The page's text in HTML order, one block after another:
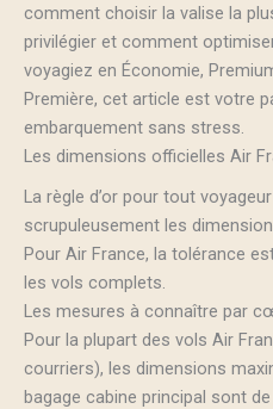
comment choisir la valise la
privilégier et comment
voyagiez en Économie,
Première, cet article est votre
embarquement sans stress.
Les dimensions officielles Air
La règle d’or pour tout
scrupuleusement les
Pour Air France, la tolérance
les vols complets.
Les mesures à connaître par
Pour la plupart des vols Air
courriers), les dimensions
bagage cabine principal sont de